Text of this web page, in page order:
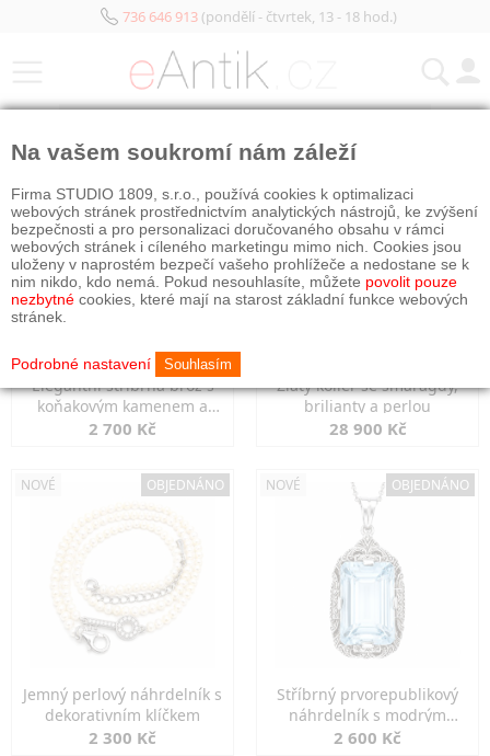
736 646 913(pondělí - čtvrtek, 13 - 18 hod.)
Elegantní stříbrná brož s
koňakovým kamenem a
markazity
2 700 Kč
Zlatý kolier se smaragdy,
brilianty a perlou
28 900 Kč
NOVÉ OBJEDNÁNO
Jemný perlový náhrdelník s
dekorativním klíčkem
2 300 Kč
NOVÉ OBJEDNÁNO
Stříbrný prvorepublikový
náhrdelník s modrým
spinelem
2 600 Kč
Na vašem soukromí nám záleží
Firma STUDIO 1809, s.r.o., používá cookies k optimalizaci
webových stránek prostřednictvím analytických nástrojů, ke zvýšení
bezpečnosti a pro personalizaci doručovaného obsahu v rámci
webových stránek i cíleného marketingu mimo nich. Cookies jsou
uloženy v naprostém bezpečí vašeho prohlížeče a nedostane se k
nim nikdo, kdo nemá. Pokud nesouhlasíte, můžete povolit pouze
nezbytné cookies, které mají na starost základní funkce webových
stránek.
Podrobné nastavení Souhlasím